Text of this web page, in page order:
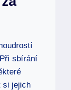
sbírání
si jejich